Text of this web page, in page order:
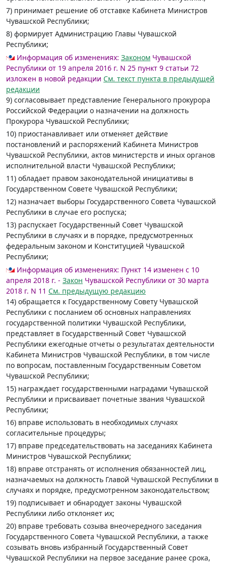
7) принимает решение об отставке Кабинета Министров
Чувашской Республики;
8) формирует Администрацию Главы Чувашской
Республики;
Информация об изменениях: Законом Чувашской
Республики от 19 апреля 2016 г. N 25 пункт 9 статьи 72
изложен в новой редакции См. текст пункта в предыдущей
редакции
9) согласовывает представление Генерального прокурора
Российской Федерации о назначении на должность
Прокурора Чувашской Республики;
10) приостанавливает или отменяет действие
постановлений и распоряжений Кабинета Министров
Чувашской Республики, актов министерств и иных органов
исполнительной власти Чувашской Республики;
11) обладает правом законодательной инициативы в
Государственном Совете Чувашской Республики;
12) назначает выборы Государственного Совета Чувашской
Республики в случае его роспуска;
13) распускает Государственный Совет Чувашской
Республики в случаях и в порядке, предусмотренных
федеральным законом и Конституцией Чувашской
Республики;
Информация об изменениях: Пункт 14 изменен с 10
апреля 2018 г. - Закон Чувашской Республики от 30 марта
2018 г. N 11 См. предыдущую редакцию
14) обращается к Государственному Совету Чувашской
Республики с посланием об основных направлениях
государственной политики Чувашской Республики,
представляет в Государственный Совет Чувашской
Республики ежегодные отчеты о результатах деятельности
Кабинета Министров Чувашской Республики, в том числе
по вопросам, поставленным Государственным Советом
Чувашской Республики;
15) награждает государственными наградами Чувашской
Республики и присваивает почетные звания Чувашской
Республики;
16) вправе использовать в необходимых случаях
согласительные процедуры;
17) вправе председательствовать на заседаниях Кабинета
Министров Чувашской Республики;
18) вправе отстранять от исполнения обязанностей лиц,
назначаемых на должность Главой Чувашской Республики в
случаях и порядке, предусмотренном законодательством;
19) подписывает и обнародует законы Чувашской
Республики либо отклоняет их;
20) вправе требовать созыва внеочередного заседания
Государственного Совета Чувашской Республики, а также
созывать вновь избранный Государственный Совет
Чувашской Республики на первое заседание ранее срока,